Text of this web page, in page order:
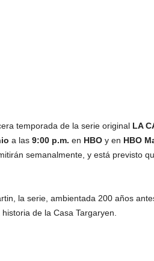
temporada de la serie original LA
a las 9:00 p.m. en HBOy en HBO
semanalmente, y está previsto
la serie, ambientada 200 años
de la Casa Targaryen.